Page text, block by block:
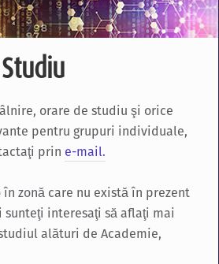
orare de studiu şi orice
pentru grupuri individuale,
prin e-mail.
zonă care nu există în prezent
sunteţi interesaţi să aflaţi mai
alături de Academie,